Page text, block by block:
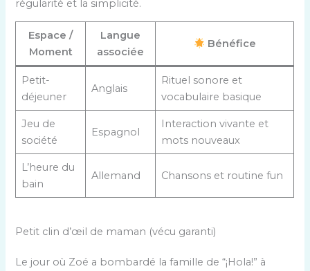
régularité et la simplicité.
Espace /
Moment
Langue
associée
Bénéfice
Petit-
déjeuner
Anglais
Rituel sonore et
vocabulaire basique
Jeu de
société
Espagnol
Interaction vivante et
mots nouveaux
L’heure du
bain
Allemand Chansons et routine fun
Petit clin d’œil de maman (vécu garanti)
Le jour où Zoé a bombardé la famille de “¡Hola!” à